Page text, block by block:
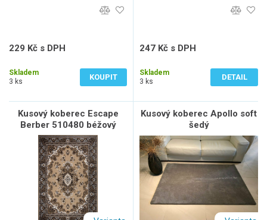
229 Kč s DPH
Skladem
3 ks
KOUPIT
247 Kč s DPH
Skladem
3 ks
DETAIL
Kusový koberec Escape
Berber 510480 béžový
Kusový koberec Apollo soft
šedý